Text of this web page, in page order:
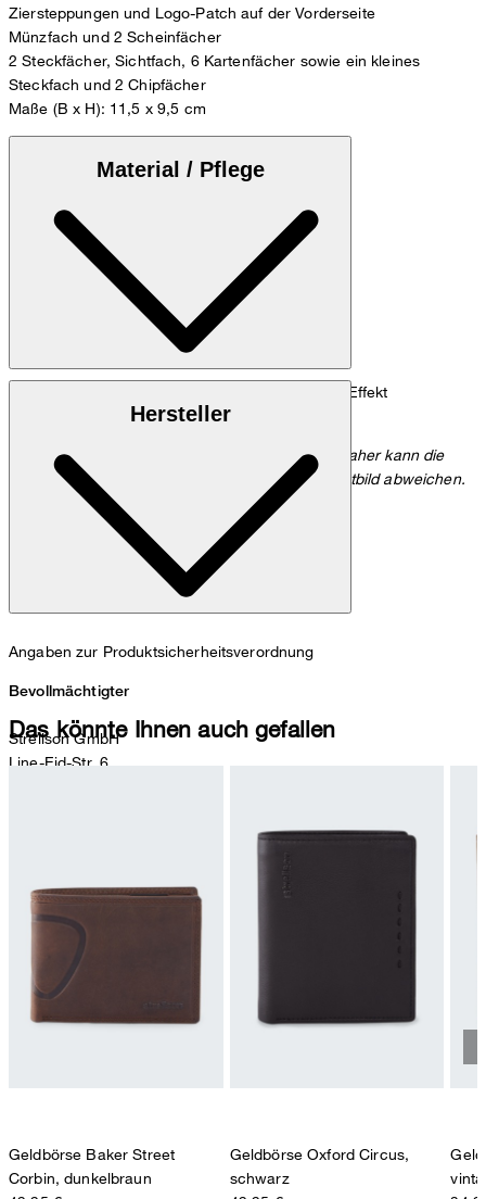
Ziersteppungen und Logo-Patch auf der Vorderseite
Münzfach und 2 Scheinfächer
2 Steckfächer, Sichtfach, 6 Kartenfächer sowie ein kleines
Steckfach und 2 Chipfächer
Maße (B x H): 11,5 x 9,5 cm
Material / Pflege
: Gefettetes Rindsleder mit Pull-up Effekt
: Robuster Serge aus 100% Polyester
Hinweis zur Farbe: Leder ist ein Naturprodukt. Daher kann die
Farbe leicht von der Darstellung auf dem Produktbild abweichen.
Hersteller
Angaben zur Produktsicherheitsverordnung
Bevollmächtigter
Strellson GmbH
Line-Eid-Str. 6
Strellson AG
Sonnenwiesenstrasse 21
8280 Kreuzlingen
Schweiz
Das könnte Ihnen auch gefallen
Geldbörse Baker Street
Corbin, dunkelbraun
Geldbörse Oxford Circus,
schwarz